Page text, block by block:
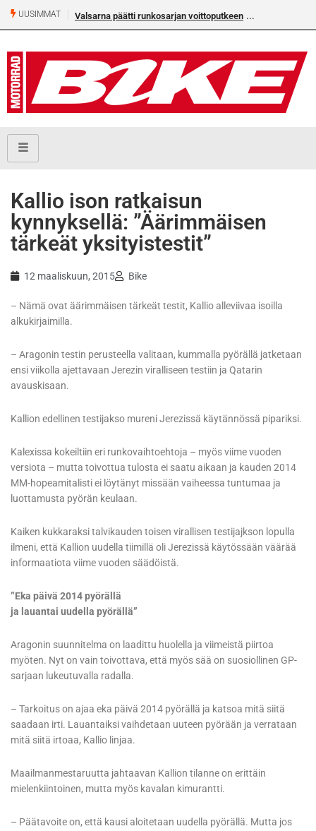
UUSIMMAT Valsarna päätti runkosarjan voittoputkeen
Kallio ison ratkaisun
kynnyksellä: ”Äärimmäisen
tärkeät yksityistestit”
12 maaliskuun, 2015 Bike
– Nämä ovat äärimmäisen tärkeät testit, Kallio alleviivaa isoilla
alkukirjaimilla.
– Aragonin testin perusteella valitaan, kummalla pyörällä jatketaan
ensi viikolla ajettavaan Jerezin viralliseen testiin ja Qatarin
avauskisaan.
Kallion edellinen testijakso mureni Jerezissä käytännössä pipariksi.
Kalexissa kokeiltiin eri runkovaihtoehtoja – myös viime vuoden
versiota – mutta toivottua tulosta ei saatu aikaan ja kauden 2014
MM-hopeamitalisti ei löytänyt missään vaiheessa tuntumaa ja
luottamusta pyörän keulaan.
Kaiken kukkaraksi talvikauden toisen virallisen testijajkson lopulla
ilmeni, että Kallion uudella tiimillä oli Jerezissä käytössään väärää
informaatiota viime vuoden säädöistä.
”Eka päivä 2014 pyörällä
ja lauantai uudella pyörällä”
Aragonin suunnitelma on laadittu huolella ja viimeistä piirtoa
myöten. Nyt on vain toivottava, että myös sää on suosiollinen GP-
sarjaan lukeutuvalla radalla.
– Tarkoitus on ajaa eka päivä 2014 pyörällä ja katsoa mitä siitä
saadaan irti. Lauantaiksi vaihdetaan uuteen pyörään ja verrataan
mitä siitä irtoaa, Kallio linjaa.
Maailmanmestaruutta jahtaavan Kallion tilanne on erittäin
mielenkiintoinen, mutta myös kavalan kimurantti.
– Päätavoite on, että kausi aloitetaan uudella pyörällä. Mutta jos